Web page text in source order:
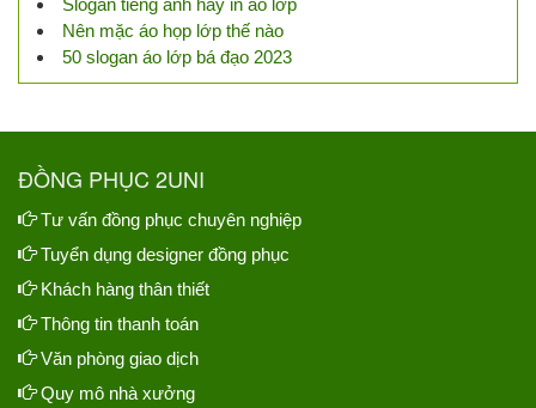
Slogan tiếng anh hay in áo lớp
Nên mặc áo họp lớp thế nào
50 slogan áo lớp bá đạo 2023
ĐỒNG PHỤC 2UNI
Tư vấn đồng phục chuyên nghiệp
Tuyển dụng designer đồng phục
Khách hàng thân thiết
Thông tin thanh toán
Văn phòng giao dịch
Quy mô nhà xưởng